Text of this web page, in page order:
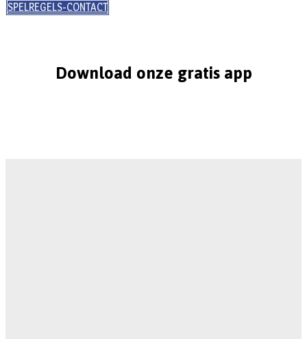
SPELREGELS-CONTACT
Download onze gratis app